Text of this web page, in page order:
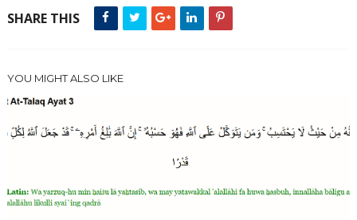
SHARE THIS
YOU MIGHT ALSO LIKE